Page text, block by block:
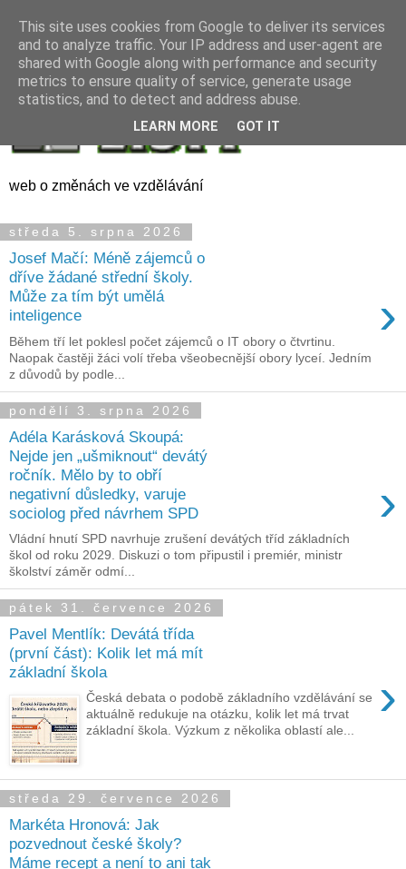
web o změnách ve vzdělávání
středa 5. srpna 2026
Josef Mačí: Méně zájemců o
dříve žádané střední školy.
Může za tím být umělá
inteligence
›
Během tří let poklesl počet zájemců o IT obory o čtvrtinu.
Naopak častěji žáci volí třeba všeobecnější obory lyceí. Jedním
z důvodů by podle...
pondělí 3. srpna 2026
Adéla Karásková Skoupá:
Nejde jen „ušmiknout“ devátý
ročník. Mělo by to obří
negativní důsledky, varuje
sociolog před návrhem SPD
›
Vládní hnutí SPD navrhuje zrušení devátých tříd základních
škol od roku 2029. Diskuzi o tom připustil i premiér, ministr
školství záměr odmí...
pátek 31. července 2026
Pavel Mentlík: Devátá třída
(první část): Kolik let má mít
základní škola
›
Česká debata o podobě základního vzdělávání se
aktuálně redukuje na otázku, kolik let má trvat
základní škola. Výzkum z několika oblastí ale...
středa 29. července 2026
Markéta Hronová: Jak
pozvednout české školy?
Máme recept a není to ani tak
This site uses cookies from Google to deliver its services
and to analyze traffic. Your IP address and user-agent are
shared with Google along with performance and security
metrics to ensure quality of service, generate usage
statistics, and to detect and address abuse.
LEARN MORE GOT IT